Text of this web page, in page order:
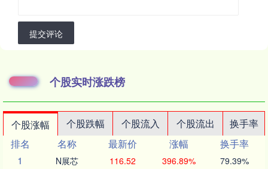
提交评论
个股实时涨跌榜
个股涨幅 个股跌幅 个股流入 个股流出
换手率
排名
名称 最新价 涨幅
换手率
1
N展芯 116.52 396.89% 79.39%